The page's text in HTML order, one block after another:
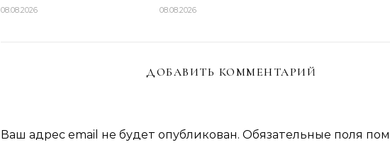
08.08.2026 08.08.2026
ДОБАВИТЬ КОММЕНТАРИЙ
Ваш адрес email не будет опубликован. Обязательные поля